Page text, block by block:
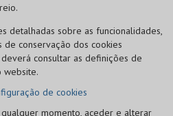
detalhadas sobre as funcionalidades,
conservação dos cookies
consultar as definições de
website.
de cookies
momento, aceder e alterar